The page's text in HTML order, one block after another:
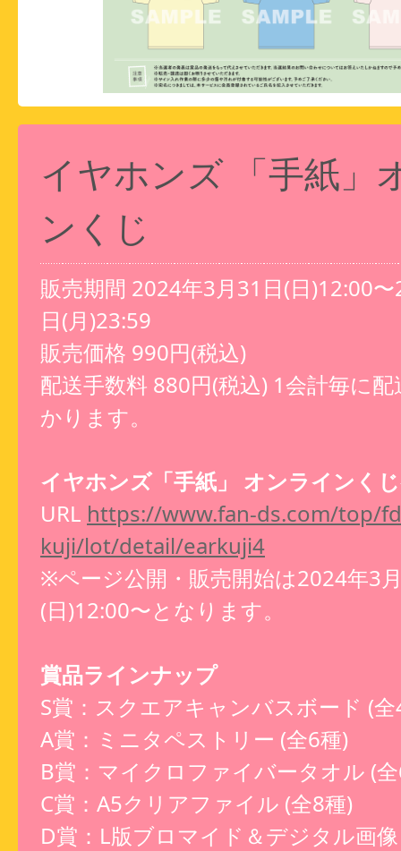
イヤホンズ 「手紙」
ンくじ
販売期間 2024年3月31日(日)12:00
日(月)23:59
販売価格 990円(税込)
配送手数料 880円(税込) 1会計毎に
かります。
イヤホンズ「手紙」 オンラインく
URL https://www.fan-ds.com/top/
kuji/lot/detail/earkuji4
※ページ公開・販売開始は2024年3
(日)12:00〜となります。
賞品ラインナップ
S賞：スクエアキャンバスボード (全
A賞：ミニタペストリー (全6種)
B賞：マイクロファイバータオル (
C賞：A5クリアファイル (全8種)
D賞：L版ブロマイド＆デジタル画